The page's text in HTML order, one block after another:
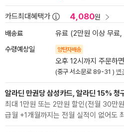
카드최대혜택가 4,080원
배송료 유료 (2만원 이상 무료
수령예상일 양탄자배송
오후 12시까지 주문하
(중구 서소문로 89-31 ) 변
알라딘 만권당 삼성카드, 알라딘 15% 청
최대 1만원 또는 2만원 할인(전월 30만
급월 +1개월까지는 전월 실적이 없어도